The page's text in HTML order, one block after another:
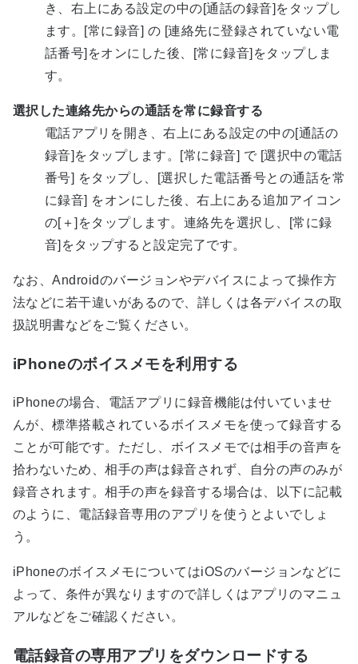
き、右上にある設定の中の[通話の録音]をタップし
ます。[常に録音] の [連絡先に登録されていない電
話番号]をオンにした後、[常に録音]をタップしま
す。
選択した連絡先からの通話を常に録音する
電話アプリを開き、右上にある設定の中の[通話の
録音]をタップします。[常に録音] で [選択中の電話
番号] をタップし、[選択した電話番号との通話を常
に録音] をオンにした後、右上にある追加アイコン
の[＋]をタップします。連絡先を選択し、[常に録
音]をタップすると設定完了です。
なお、Androidのバージョンやデバイスによって操作方
法などに若干違いがあるので、詳しくは各デバイスの取
扱説明書などをご覧ください。
iPhoneのボイスメモを利用する
iPhoneの場合、電話アプリに録音機能は付いていませ
んが、標準搭載されているボイスメモを使って録音する
ことが可能です。ただし、ボイスメモでは相手の音声を
拾わないため、相手の声は録音されず、自分の声のみが
録音されます。相手の声を録音する場合は、以下に記載
のように、電話録音専用のアプリを使うとよいでしょ
う。
iPhoneのボイスメモについてはiOSのバージョンなどに
よって、条件が異なりますので詳しくはアプリのマニュ
アルなどをご確認ください。
電話録音の専用アプリをダウンロードする